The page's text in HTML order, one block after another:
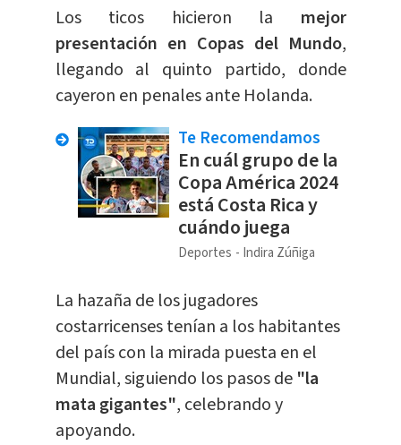
Los ticos hicieron la mejor
presentación en Copas del Mundo,
llegando al quinto partido, donde
cayeron en penales ante Holanda.
Te Recomendamos
En cuál grupo de la
Copa América 2024
está Costa Rica y
cuándo juega
Deportes Indira Zúñiga
La hazaña de los jugadores
costarricenses tenían a los habitantes
del país con la mirada puesta en el
Mundial, siguiendo los pasos de "la
mata gigantes", celebrando y
apoyando.